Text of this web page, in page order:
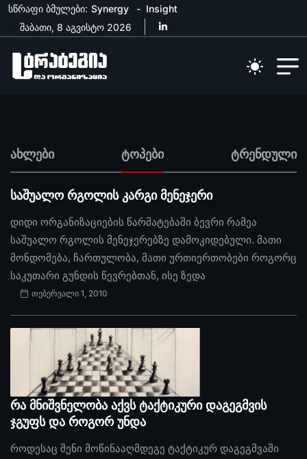
სწრაფი ბმულები: Synergy
Insight
შაბათი, 8 აგვისტო 2026
ახლები ტოპები ტრენდული
საშუალო რგოლის კარგი მენეჯერი
დიდი ორგანიზაციების წარმატებაში ბევრი რამეა
საშუალო რგოლის მენეჯერებზე დამოკიდებული. მათი
მონდომება, ჩართულობა, მათი ურთიერთობები როგორც
საკუთარი გუნდის წევრებთან, ისე ზედა
თებერვალი 1, 2010
რა მნიშვნელობა აქვს ტაქტიკური დაგეგმვის
ჯგუფს და როგორ უნდა
როდესაც შენი მოწინააღმდეგე ტაქტიკურ დაგეგმვაში